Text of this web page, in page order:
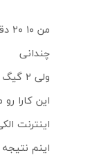
چندانی
ولی ۲ گیگ اینترنت مصرف کرد
این کارا
اینترنت
اینم